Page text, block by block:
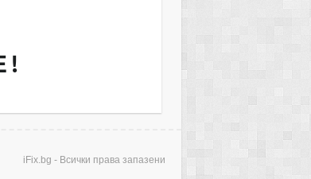
!
iFix.bg - Всички права запазени